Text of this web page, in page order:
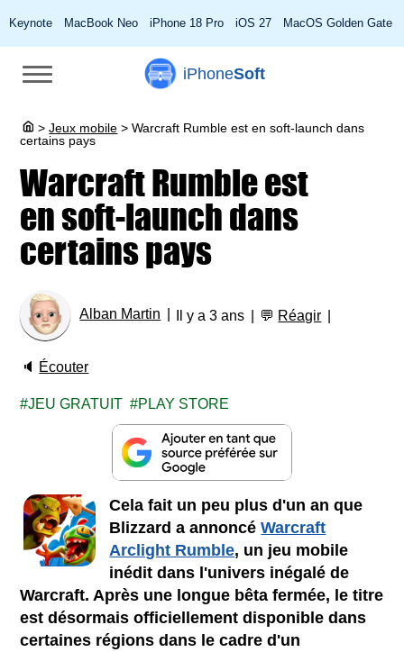
Keynote MacBook Neo iPhone 18 Pro iOS 27 MacOS Golden Gate
iPhoneSoft
> Jeux mobile > Warcraft Rumble est en soft-launch dans
certains pays
Warcraft Rumble est
en soft-launch dans
certains pays
Alban Martin Il y a 3 ans 💬 Réagir
🔈 Écouter
JEU GRATUIT PLAY STORE
Cela fait un peu plus d'un an que
Blizzard a annoncéWarcraft
Arclight Rumble, un jeu mobile
inédit dans l'univers inégalé de
Warcraft. Après une longue bêta fermée, le titre
est désormais officiellement disponible dans
certaines régions dans le cadre d'un